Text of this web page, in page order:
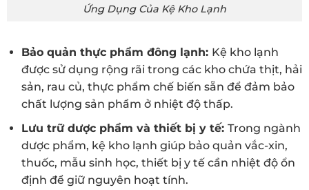
Ứng Dụng Của Kệ Kho Lạnh
Bảo quản thực phẩm đông lạnh: Kệ kho lạnh
được sử dụng rộng rãi trong các kho chứa thịt, hải
sản, rau củ, thực phẩm chế biến sẵn để đảm bảo
chất lượng sản phẩm ở nhiệt độ thấp.
Lưu trữ dược phẩm và thiết bị y tế: Trong ngành
dược phẩm, kệ kho lạnh giúp bảo quản vắc-xin,
thuốc, mẫu sinh học, thiết bị y tế cần nhiệt độ ổn
định để giữ nguyên hoạt tính.